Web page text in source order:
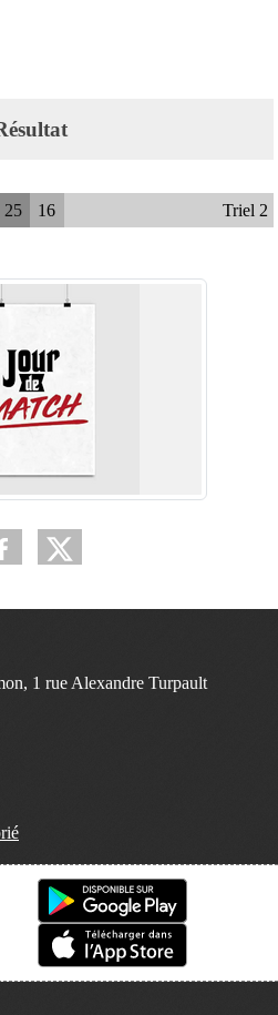
25 16 Triel 2
1 rue Alexandre Turpault